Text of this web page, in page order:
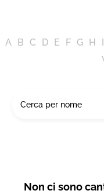
A B C D E F G H
Non ci sono